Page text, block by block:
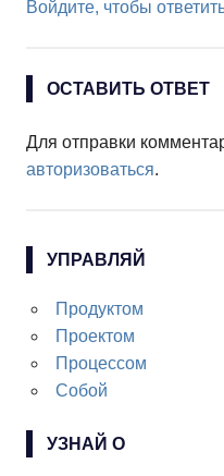
Войдите, чтобы
ОСТАВИТЬ ОТВЕТ
Для отправки
авторизоваться.
УПРАВЛЯЙ
Продуктом
Проектом
Процессом
Собой
УЗНАЙ О